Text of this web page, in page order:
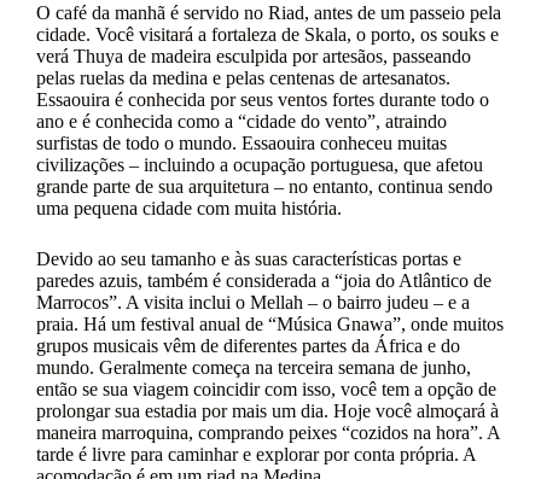
O café da manhã é servido no Riad, antes de um passeio pela
cidade. Você visitará a fortaleza de Skala, o porto, os souks e
verá Thuya de madeira esculpida por artesãos, passeando
pelas ruelas da medina e pelas centenas de artesanatos.
Essaouira é conhecida por seus ventos fortes durante todo o
ano e é conhecida como a “cidade do vento”, atraindo
surfistas de todo o mundo. Essaouira conheceu muitas
civilizações – incluindo a ocupação portuguesa, que afetou
grande parte de sua arquitetura – no entanto, continua sendo
uma pequena cidade com muita história.
Devido ao seu tamanho e às suas características portas e
paredes azuis, também é considerada a “joia do Atlântico de
Marrocos”. A visita inclui o Mellah – o bairro judeu – e a
praia. Há um festival anual de “Música Gnawa”, onde muitos
grupos musicais vêm de diferentes partes da África e do
mundo. Geralmente começa na terceira semana de junho,
então se sua viagem coincidir com isso, você tem a opção de
prolongar sua estadia por mais um dia. Hoje você almoçará à
maneira marroquina, comprando peixes “cozidos na hora”. A
tarde é livre para caminhar e explorar por conta própria. A